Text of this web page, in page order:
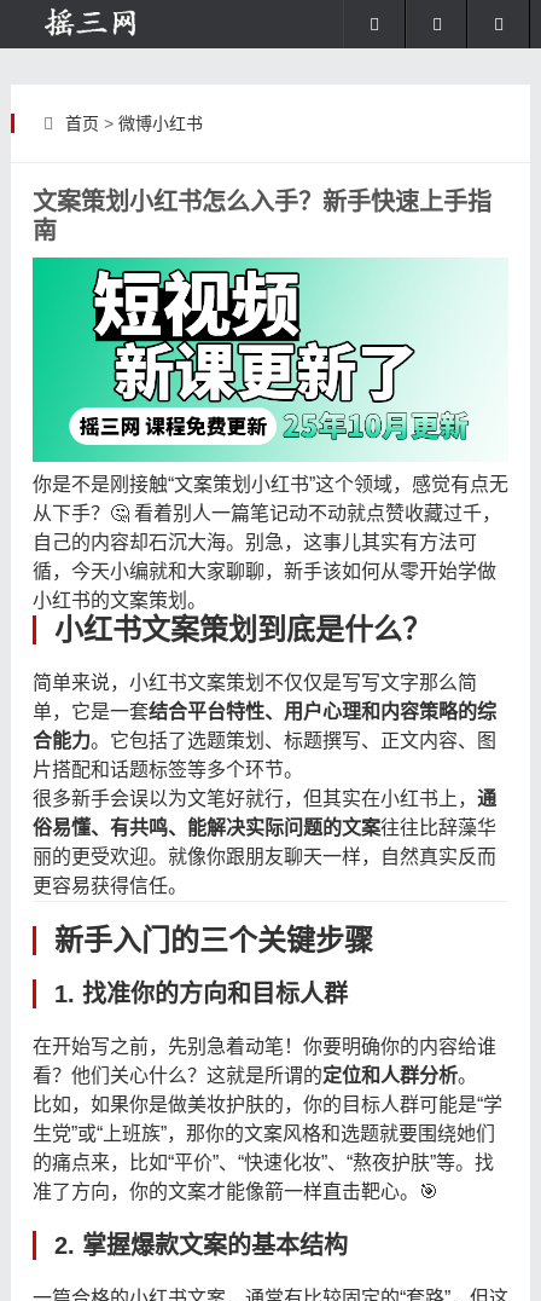
首页 > 微博小红书
文案策划小红书怎么入手？新手快速上手指
南
你是不是刚接触“文案策划小红书”这个领域，感觉有点无
从下手？🤔 看着别人一篇笔记动不动就点赞收藏过千，
自己的内容却石沉大海。别急，这事儿其实有方法可
循，今天小编就和大家聊聊，新手该如何从零开始学做
小红书的文案策划。
小红书文案策划到底是什么？
简单来说，小红书文案策划不仅仅是写写文字那么简
单，它是一套结合平台特性、用户心理和内容策略的综
合能力。它包括了选题策划、标题撰写、正文内容、图
片搭配和话题标签等多个环节。
很多新手会误以为文笔好就行，但其实在小红书上， 通
俗易懂、有共鸣、能解决实际问题的文案往往比辞藻华
丽的更受欢迎。就像你跟朋友聊天一样，自然真实反而
更容易获得信任。
新手入门的三个关键步骤
1. 找准你的方向和目标人群
在开始写之前，先别急着动笔！你要明确你的内容给谁
看？他们关心什么？这就是所谓的定位和人群分析。
比如，如果你是做美妆护肤的，你的目标人群可能是“学
生党”或“上班族”，那你的文案风格和选题就要围绕她们
的痛点来，比如“平价”、“快速化妆”、“熬夜护肤”等。找
准了方向，你的文案才能像箭一样直击靶心。🎯
2. 掌握爆款文案的基本结构